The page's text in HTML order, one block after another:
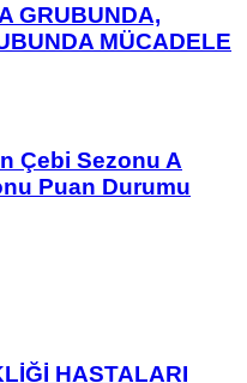
GRUBUNDA,
MÜCADELE
Çebi Sezonu A
Puan Durumu
HASTALARI